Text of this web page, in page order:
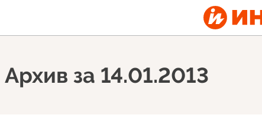
Архив за 14.01.2013